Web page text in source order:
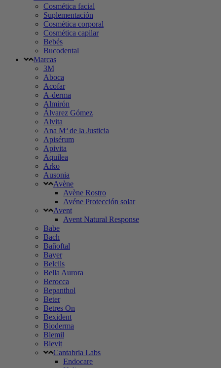
Cosmética facial
Suplementación
Cosmética corporal
Cosmética capilar
Bebés
Bucodental
Marcas
3M
Aboca
Acofar
A-derma
Almirón
Álvarez Gómez
Alvita
Ana Mª de la Justicia
Apisérum
Apivita
Aquilea
Arko
Ausonia
Avène
Avène Rostro
Avéne Protección solar
Avent
Avent Natural Response
Babe
Bach
Bañoftal
Bayer
Belcils
Bella Aurora
Berocca
Bepanthol
Beter
Betres On
Bexident
Bioderma
Blemil
Blevit
Cantabria Labs
Endocare